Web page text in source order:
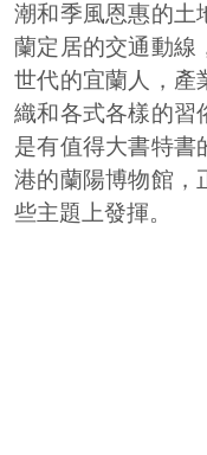
潮和季風恩惠的土
蘭定居的交通動線
世代的宜蘭人，產
織和各式各樣的習
是有值得大書特書
港的蘭陽博物館，
些主題上發揮。